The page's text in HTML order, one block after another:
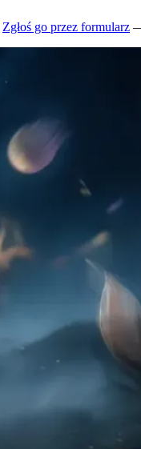
Zgłoś go przez formularz